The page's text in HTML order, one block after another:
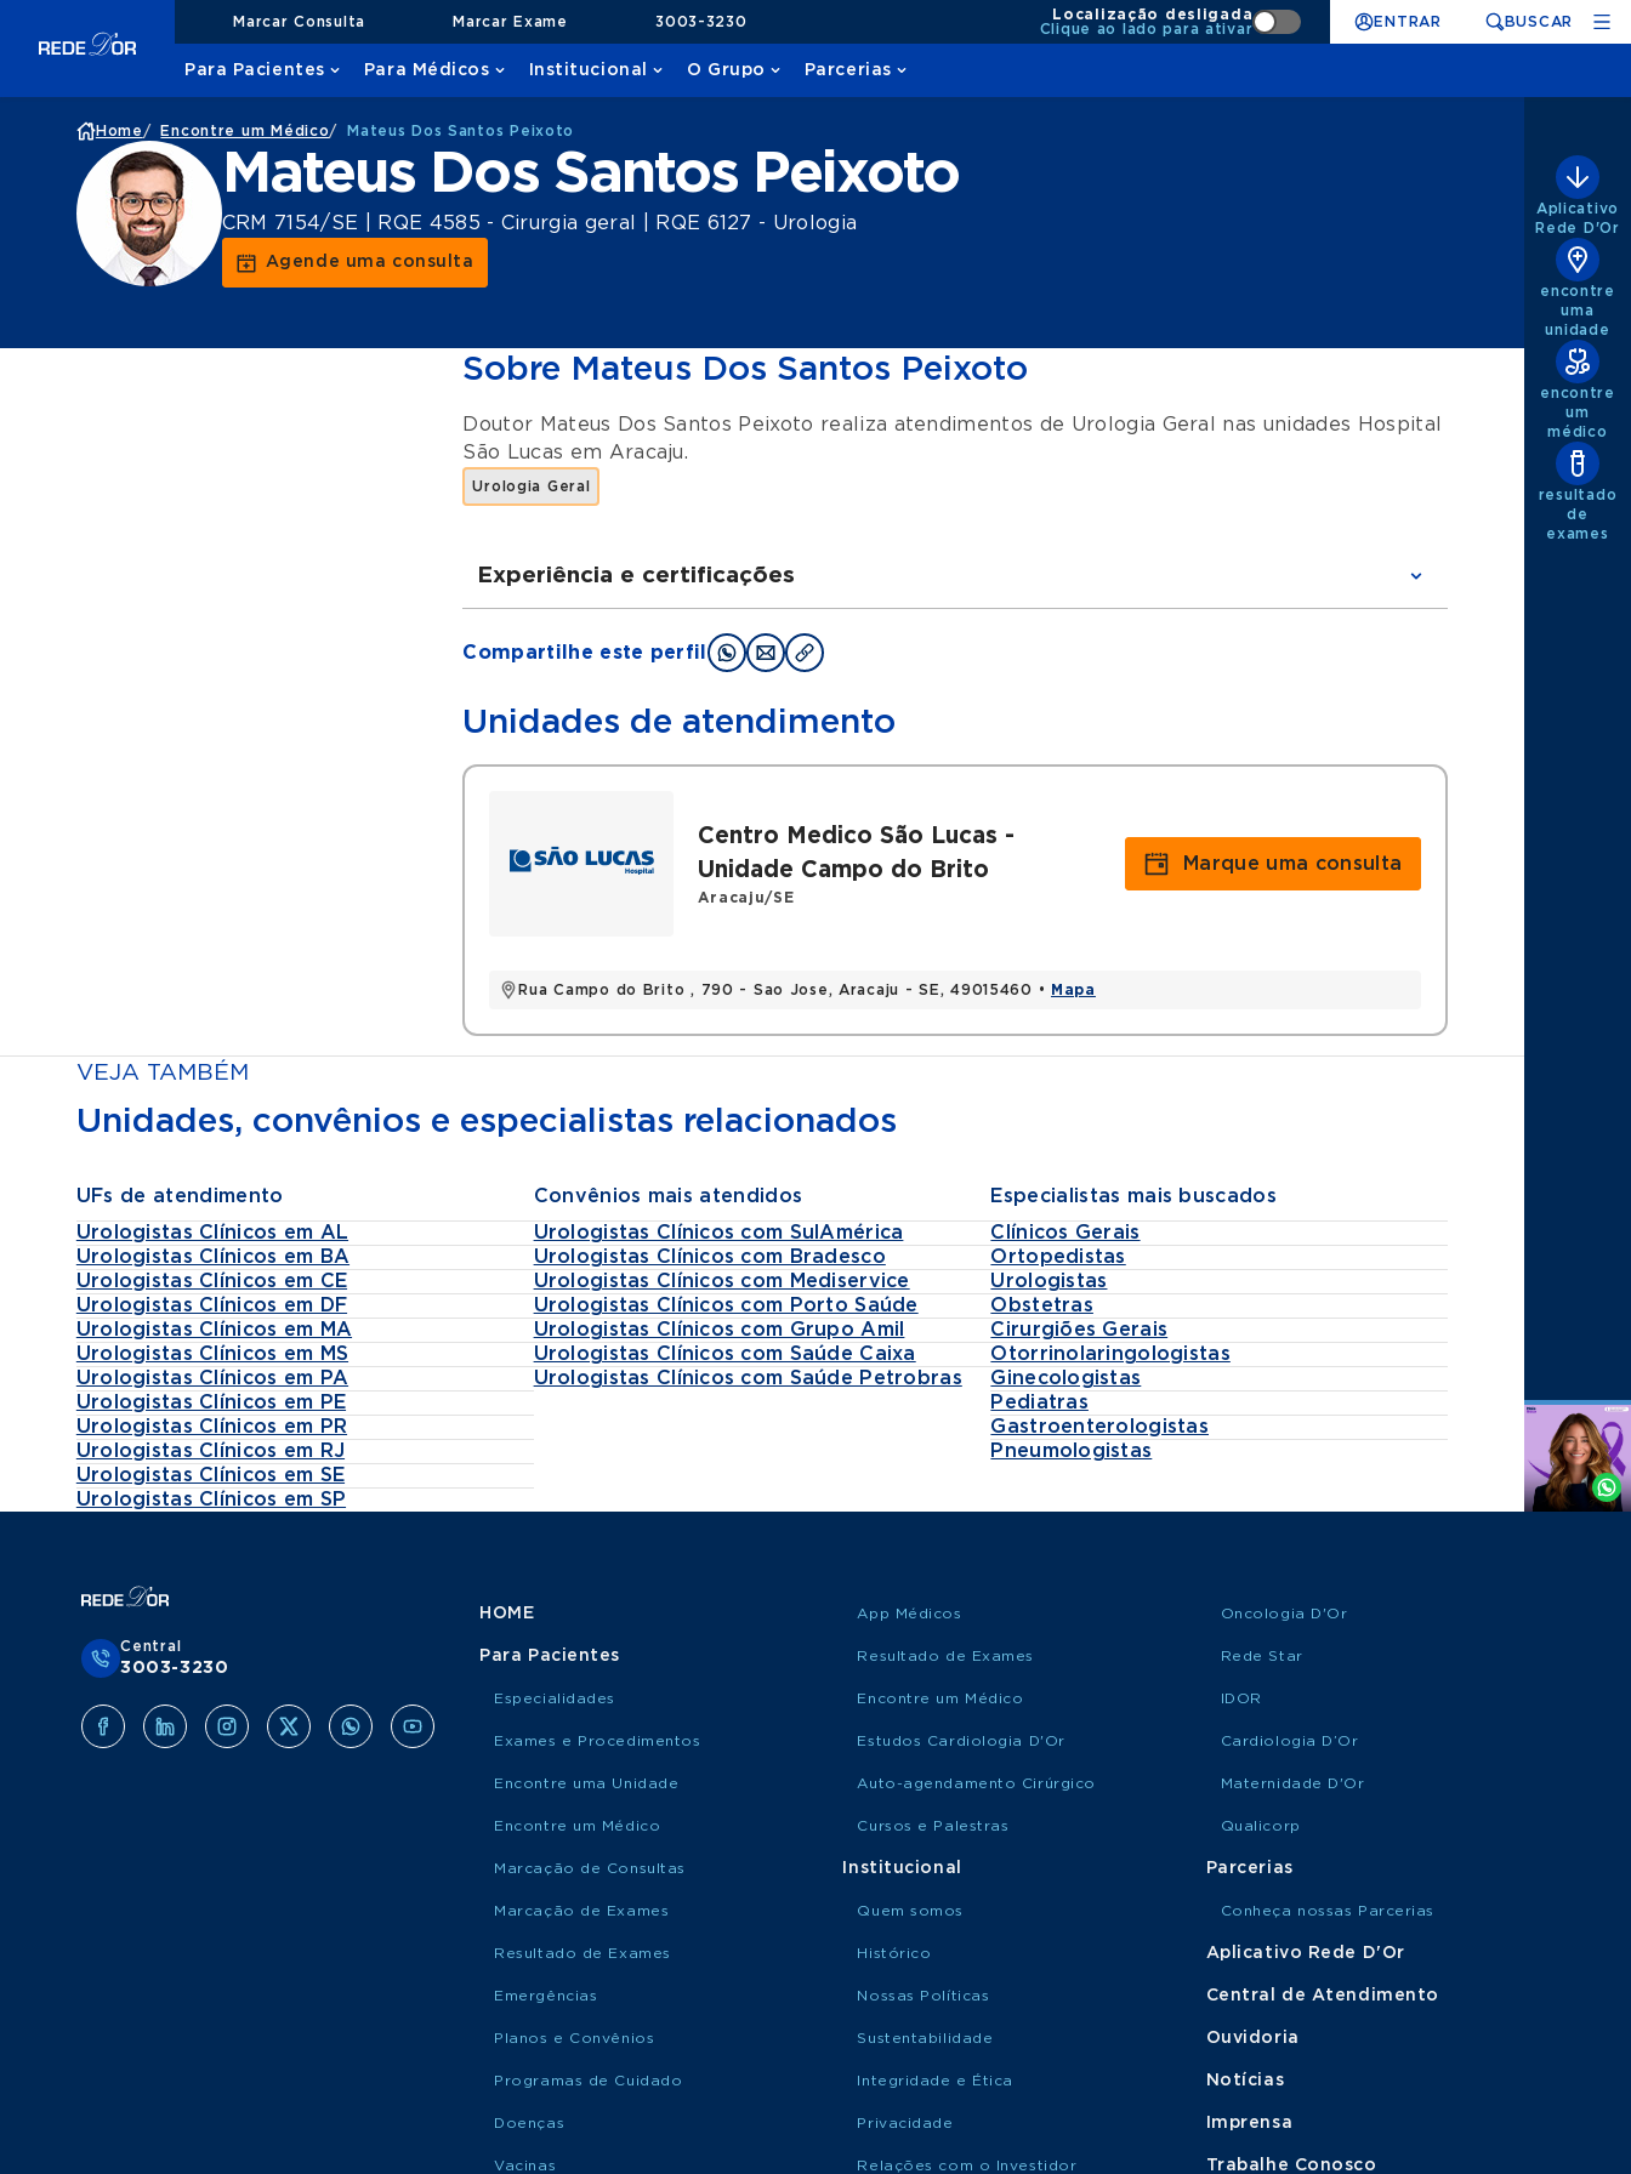
Marcar Consulta Marcar Exame 3003-3230
Localização desligada
Clique ao lado para ativar
ENTRAR BUSCAR
Para Pacientes Para Médicos Institucional O Grupo Parcerias
Home / Encontre um Médico/ Mateus Dos Santos Peixoto
Mateus Dos Santos Peixoto
CRM 7154/SE | RQE 4585 - Cirurgia geral | RQE 6127 - Urologia
Agende uma consulta
Sobre Mateus Dos Santos Peixoto
Doutor Mateus Dos Santos Peixoto realiza atendimentos de Urologia Geral nas unidades
Hospital
São Lucas em Aracaju.
Urologia Geral
Experiência e certificações
Graduações
Compartilhe este perfil
Unidades de atendimento
Centro Medico São Lucas -
Unidade Campo do Brito
Aracaju/SE
Rua Campo do Brito , 790 - Sao Jose, Aracaju - SE, 49015460 • Mapa
Marque uma consulta
VEJA TAMBÉM
Unidades, convênios e especialistas relacionados
UFs de atendimento
Urologistas Clínicos em AL
Urologistas Clínicos em BA
Urologistas Clínicos em CE
Urologistas Clínicos em DF
Urologistas Clínicos em MA
Urologistas Clínicos em MS
Urologistas Clínicos em PA
Urologistas Clínicos em PE
Urologistas Clínicos em PR
Urologistas Clínicos em RJ
Urologistas Clínicos em SE
Urologistas Clínicos em SP
Convênios mais atendidos
Urologistas Clínicos com SulAmérica
Urologistas Clínicos com Bradesco
Urologistas Clínicos com Mediservice
Urologistas Clínicos com Porto Saúde
Urologistas Clínicos com Grupo Amil
Urologistas Clínicos com Saúde Caixa
Urologistas Clínicos com Saúde Petrobras
Especialistas mais buscados
Clínicos Gerais
Ortopedistas
Urologistas
Obstetras
Cirurgiões Gerais
Otorrinolaringologistas
Ginecologistas
Pediatras
Gastroenterologistas
Pneumologistas
Aplicativo
Rede D'Or
encontre
uma
unidade
encontre
um
médico
resultado
de
exames
Agende
Whatsapp
Central
3003-3230
HOME
Para Pacientes
Especialidades
Exames e Procedimentos
Encontre uma Unidade
Encontre um Médico
Marcação de Consultas
Marcação de Exames
Resultado de Exames
Emergências
Planos e Convênios
Programas de Cuidado
Doenças
Vacinas
App Médicos
Resultado de Exames
Encontre um Médico
Estudos Cardiologia D'Or
Auto-agendamento Cirúrgico
Cursos e Palestras
Institucional
Quem somos
Histórico
Nossas Políticas
Sustentabilidade
Integridade e Ética
Privacidade
Relações com o Investidor
Oncologia D'Or
Rede Star
IDOR
Cardiologia D’Or
Maternidade D'Or
Qualicorp
Parcerias
Conheça nossas Parcerias
Aplicativo Rede D'Or
Central de Atendimento
Ouvidoria
Notícias
Imprensa
Trabalhe Conosco